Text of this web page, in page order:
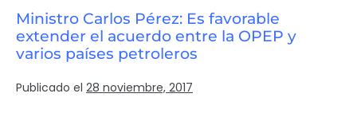
Ministro Carlos Pérez: Es favorable
extender el acuerdo entre la OPEP y
varios países petroleros
Publicado el 28 noviembre, 2017